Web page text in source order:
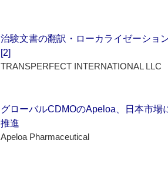
治験文書の翻訳・ローカライゼーショ
[2]
TRANSPERFECT INTERNATIONAL LLC
グローバルCDMOのApeloa、日本市場
推進
Apeloa Pharmaceutical